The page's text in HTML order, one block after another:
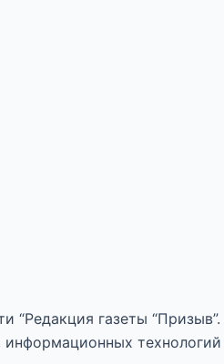
“Редакция газеты “Призыв”.
информационных